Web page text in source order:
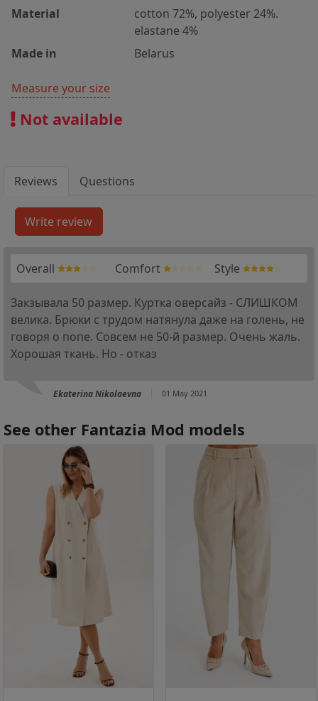
Material
cotton 72%, polyester 24%.
elastane 4%
Made in
Belarus
Measure your size
Not available
Reviews Questions
Overall Comfort Style
Закзывала 50 размер. Куртка оверсайз - СЛИШКОМ
велика. Брюки с трудом натянула даже на голень, не
говоря о попе. Совсем не 50-й размер. Очень жаль.
Хорошая ткань. Но - отказ
Ekaterina Nikolaevna 01 May 2021
See other Fantazia Mod models